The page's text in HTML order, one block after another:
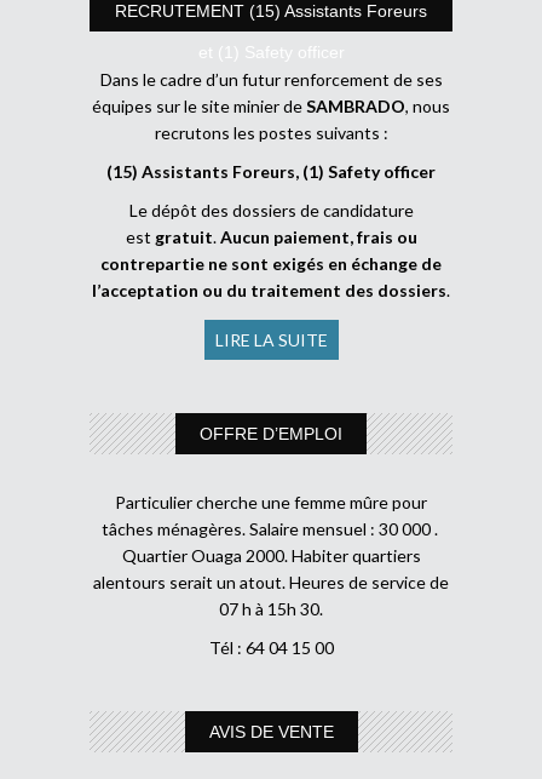
RECRUTEMENT (15) Assistants Foreurs
et (1) Safety officer
Dans le cadre d’un futur renforcement de ses
équipes sur le site minier deSAMBRADO, nous
recrutons les postes suivants :
(15) Assistants Foreurs, (1) Safety officer
Le dépôt des dossiers de candidature
est gratuit.Aucun paiement, frais ou
contrepartie ne sont exigés en échange de
l’acceptation ou du traitement des dossiers.
LIRE LA SUITE
OFFRE D’EMPLOI
Particulier cherche une femme mûre pour
tâches ménagères. Salaire mensuel : 30 000 .
Quartier Ouaga 2000. Habiter quartiers
alentours serait un atout. Heures de service de
07 h à 15h 30.
Tél : 64 04 15 00
AVIS DE VENTE